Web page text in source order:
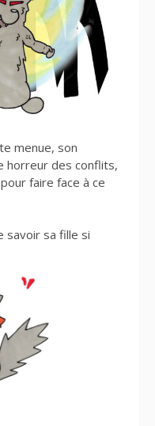
menue, son
horreur des conflits,
faire face à ce
savoir sa fille si